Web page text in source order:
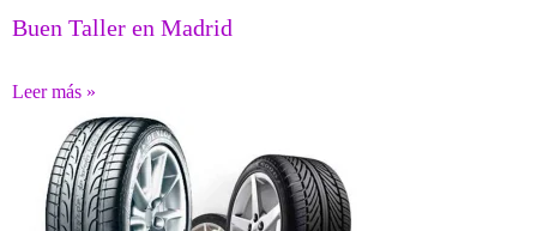
Buen Taller en Madrid
Leer más »